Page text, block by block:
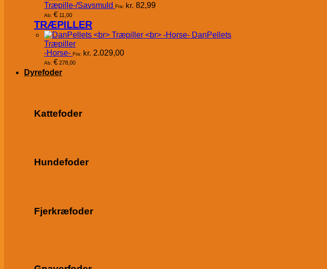
Træpille-/Savsmuld Fra: kr. 82,99
Ab: € 11,00
TRÆPILLER
DanPellets
Træpiller
-Horse- Fra: kr. 2.029,00
Ab: € 278,00
Dyrefoder
Kattefoder
Hundefoder
Fjerkræfoder